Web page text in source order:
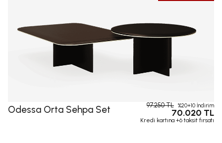
Odessa Orta Sehpa Set 97.250 TL %20+10 İndirim
70.020 TL
Kredi kartına +6 taksit fırsatı